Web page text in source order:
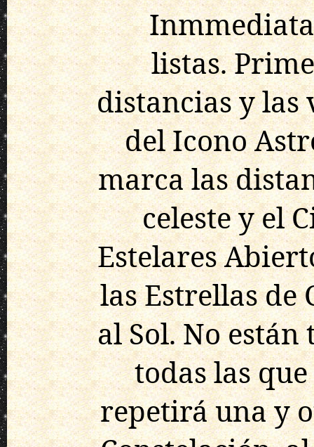
listas.
distancias y las
del Icono
marca las
celeste y el
Estelares
las Estrellas de
al Sol. No están
todas las
repetirá una y